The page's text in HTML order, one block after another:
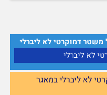
דמוקרטי לא ליברלי
לא ליברלי במאגר